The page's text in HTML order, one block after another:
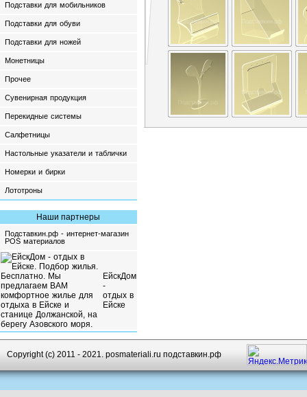
Подставки для мобильников
Подставки для обуви
Подставки для ножей
Монетницы
Прочее
Сувенирная продукция
Перекидные системы
Салфетницы
Настольные указатели и таблички
Номерки и бирки
Лототроны
Наши партнеры
Подставкин.рф - интернет-магазин
POS материалов
ЕйскДом
-
отдых в
Ейске
Copyright (c) 2011 - 2021. posmateriali.ru подставкин.рф